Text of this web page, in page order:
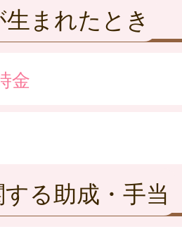
まれたとき
金
る助成・手当